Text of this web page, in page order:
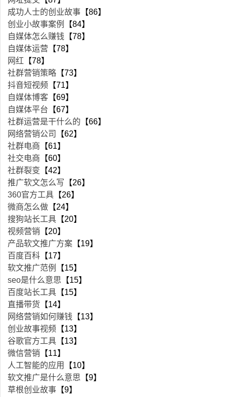
成功人士的创业故事 【86】
创业小故事案例
【84】
自媒体怎么赚钱 【78】
自媒体运营 【78】
网红 【78】
社群营销策略 【73】
抖音短视频 【71】
自媒体博客 【69】
自媒体平台 【67】
社群运营是干什么的 【66】
网络营销公司
【62】
社群电商 【61】
社交电商 【60】
社群裂变 【42】
推广软文怎么写 【26】
360官方工具 【26】
微商怎么做 【24】
搜狗站长工具 【20】
视频营销 【20】
产品软文推广方案 【19】
百度百科 【17】
软文推广范例
【15】
seo是什么意思 【15】
百度站长工具 【15】
直播带货 【14】
网络营销如何赚钱 【13】
创业故事视频 【13】
谷歌官方工具 【13】
微信营销 【11】
人工智能的应用
【10】
软文推广是什么意思 【9】
草根创业故事 【9】